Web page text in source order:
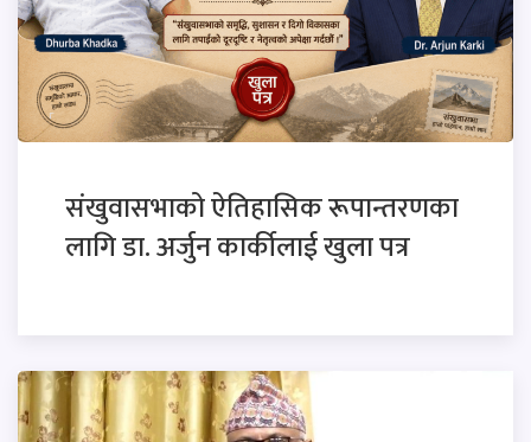
संखुवासभाको ऐतिहासिक रूपान्तरणका
लागि डा. अर्जुन कार्कीलाई खुला पत्र